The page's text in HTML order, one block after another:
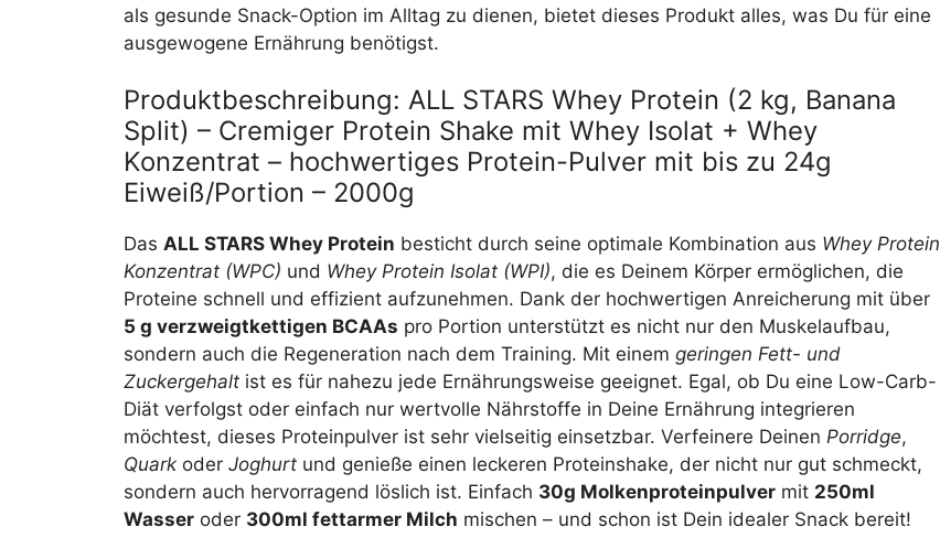
als gesunde Snack-Option im Alltag zu dienen, bietet dieses Produkt alles, was Du für eine
ausgewogene Ernährung benötigst.
Produktbeschreibung: ALL STARS Whey Protein (2 kg, Banana
Split) – Cremiger Protein Shake mit Whey Isolat + Whey
Konzentrat – hochwertiges Protein-Pulver mit bis zu 24g
Eiweiß/Portion – 2000g
Das ALL STARS Whey Protein besticht durch seine optimale Kombination aus Whey Protein
Konzentrat (WPC) und Whey Protein Isolat (WPI), die es Deinem Körper ermöglichen, die
Proteine schnell und effizient aufzunehmen. Dank der hochwertigen Anreicherung mit über
5 g verzweigtkettigen BCAAs pro Portion unterstützt es nicht nur den Muskelaufbau,
sondern auch die Regeneration nach dem Training. Mit einem geringen Fett- und
Zuckergehalt ist es für nahezu jede Ernährungsweise geeignet. Egal, ob Du eine Low-Carb-
Diät verfolgst oder einfach nur wertvolle Nährstoffe in Deine Ernährung integrieren
möchtest, dieses Proteinpulver ist sehr vielseitig einsetzbar. Verfeinere Deinen Porridge,
Quark oder Joghurt und genieße einen leckeren Proteinshake, der nicht nur gut schmeckt,
sondern auch hervorragend löslich ist. Einfach 30g Molkenproteinpulver mit 250ml
Wasser oder 300ml fettarmer Milch mischen – und schon ist Dein idealer Snack bereit!